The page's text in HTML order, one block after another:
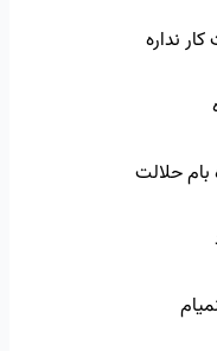
نداره
حلالت